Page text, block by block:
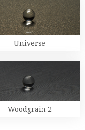
Universe
Woodgrain 2